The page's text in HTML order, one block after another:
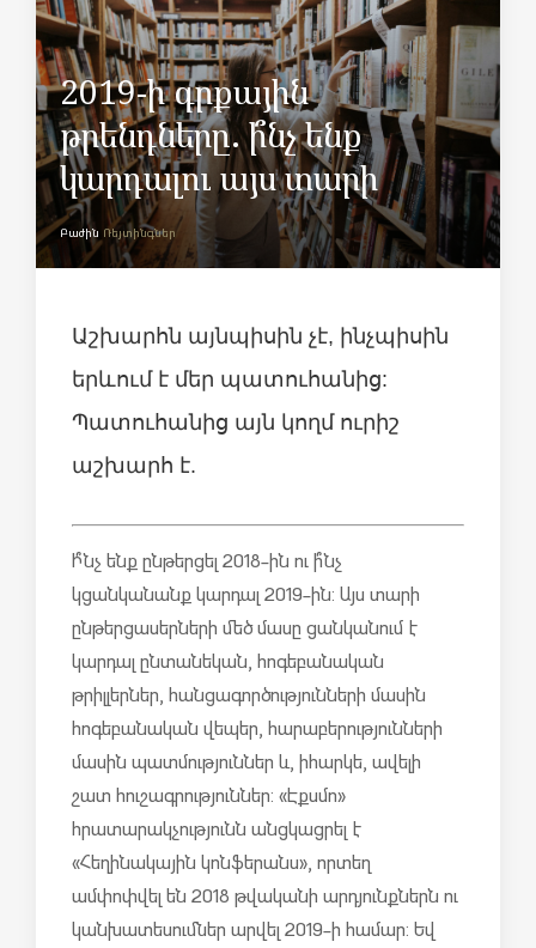
2019-ի գրքային
թրենդները. ի՞նչ ենք
կարդալու այս տարի
Բաժին Ռեյտինգներ
Աշխարհն այնպիսին չէ, ինչպիսին
երևում է մեր պատուհանից:
Պատուհանից այն կողմ ուրիշ
աշխարհ է.
Ի՞նչ ենք ընթերցել 2018-ին ու ի՞նչ
կցանկանանք կարդալ 2019-ին: Այս տարի
ընթերցասերների մեծ մասը ցանկանում է
կարդալ ընտանեկան, հոգեբանական
թրիլլերներ, հանցագործությունների մասին
հոգեբանական վեպեր, հարաբերությունների
մասին պատմություններ և, իհարկե, ավելի
շատ հուշագրություններ: «Էքսմո»
հրատարակչությունն անցկացրել է
«Հեղինակային կոնֆերանս», որտեղ
ամփոփվել են 2018 թվականի արդյունքներն ու
կանխատեսումներ արվել 2019-ի համար: Եվ